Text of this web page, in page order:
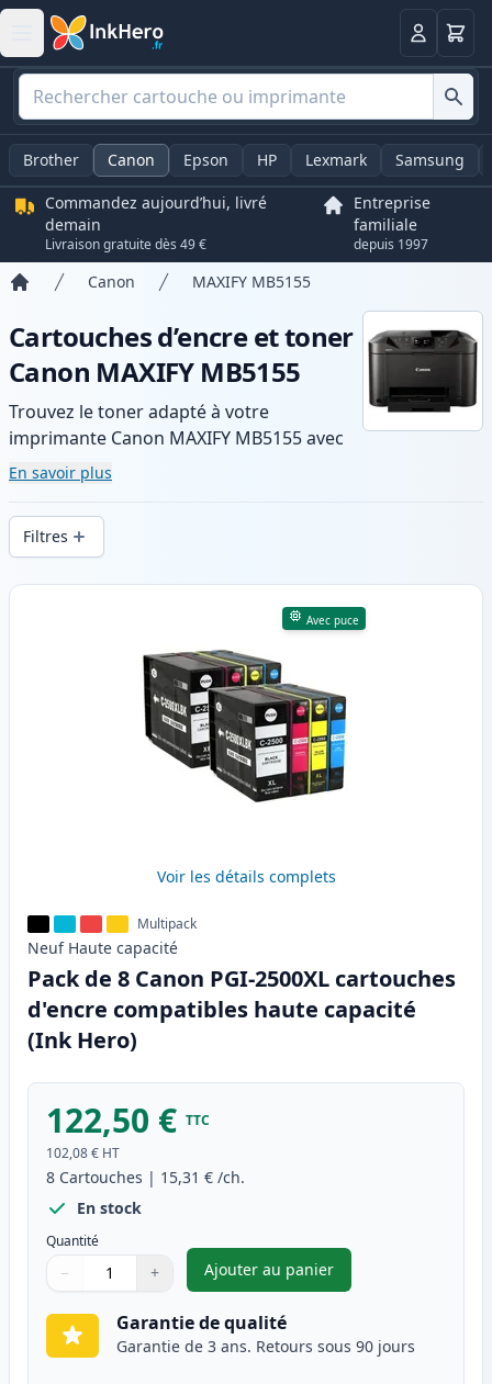
Panier
Brother Canon Epson HP Lexmark Samsung
Commandez aujourd’hui, livré
demain
Livraison gratuite dès 49 €
Entreprise
familiale
depuis 1997
Canon MAXIFY MB5155
Cartouches d’encre et toner
Canon MAXIFY MB5155
Trouvez le toner adapté à votre
imprimante Canon MAXIFY MB5155 avec
notre gamme de cartouches compatibles
et haute capacité. Profitez d’une qualité
d’impression constante et d’une livraison
rapide depuis un stock local en .
En savoir plus
Filtres
Produits
Avec puce
Voir les détails complets
Multipack
Neuf Haute capacité
Pack de 8 Canon PGI-2500XL cartouches
d'encre compatibles haute capacité
(Ink Hero)
122,50 € TTC
102,08 € HT
8 Cartouches | 15,31 € /ch.
En stock
Quantité
Quantité
Utilisez les boutons pour ajuster
− +
Quantité
Ajouter au panier
,Pack de 8 Canon PGI-
Garantie de qualité
Garantie de 3 ans. Retours sous 90 jours